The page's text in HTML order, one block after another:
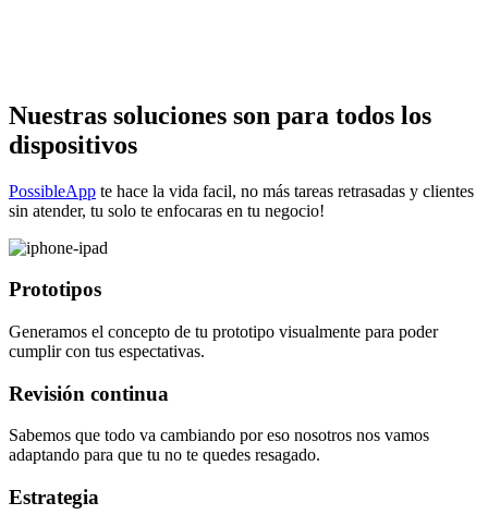
Nuestras soluciones son para todos los
dispositivos
PossibleApp te hace la vida facil, no más tareas retrasadas y clientes
sin atender, tu solo te enfocaras en tu negocio!
Prototipos
Generamos el concepto de tu prototipo visualmente para poder
cumplir con tus espectativas.
Revisión continua
Sabemos que todo va cambiando por eso nosotros nos vamos
adaptando para que tu no te quedes resagado.
Estrategia